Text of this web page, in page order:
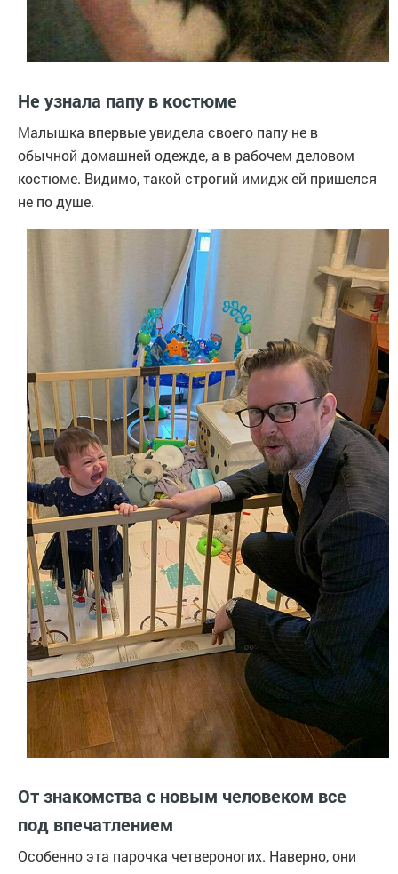
Не узнала папу в костюме
Малышка впервые увидела своего папу не в
обычной домашней одежде, а в рабочем деловом
костюме. Видимо, такой строгий имидж ей пришелся
не по душе.
От знакомства с новым человеком все
под впечатлением
Особенно эта парочка четвероногих. Наверно, они